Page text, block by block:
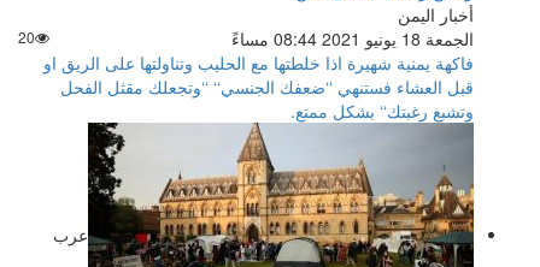
أخبار اليمن
الجمعة 18 يونيو 2021 08:44 مساءً
20
فاكهة يمنية شهيرة اذا خلطتها مع الحليب وتناولتها على الريق او
قبل العشاء فستنهي ‘‘ضعفك الجنسي‘‘ ‘‘وتجعلك مقثل الفحل
وتشبع رغبتك‘‘ بشكل ممتع.
عرب